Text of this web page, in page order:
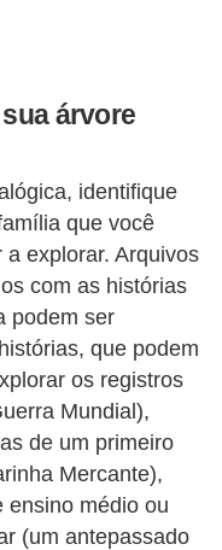
árvore
identifique
que você
explorar. Arquivos
com as histórias
podem ser
que podem
os registros
Mundial),
de um primeiro
Mercante),
ensino médio ou
(um antepassado